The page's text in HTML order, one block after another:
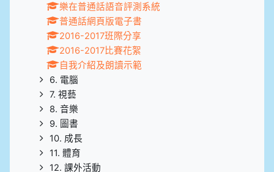
樂在普通話語音評測系統
普通話網頁版電子書
2016-2017班際分享
2016-2017比賽花絮
自我介紹及朗讀示範
6. 電腦
7. 視藝
8. 音樂
9. 圖書
10. 成長
11. 體育
12. 課外活動